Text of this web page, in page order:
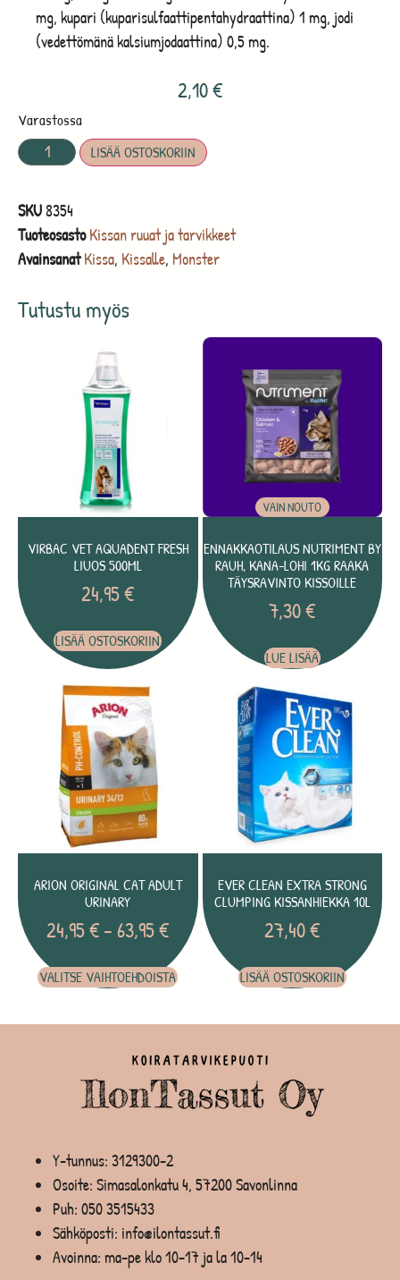
Tutustu myös
VIRBAC VET AQUADENT FRESH
LIUOS 500ML
24,95€
LISÄÄ OSTOSKORIIN
VAIN NOUTO
ENNAKKAOTILAUS NUTRIMENT BY
RAUH, KANA-LOHI 1KG RAAKA
TÄYSRAVINTO KISSOILLE
7,30€
LUE LISÄÄ
ARION ORIGINAL CAT ADULT
URINARY
24,95€– 63,95€
VALITSE VAIHTOEHDOISTA
EVER CLEAN EXTRA STRONG
CLUMPING KISSANHIEKKA 10L
27,40€
LISÄÄ OSTOSKORIIN
mg, kupari (kuparisulfaattipentahydraattina) 1 mg, jodi
(vedettömänä kalsiumjodaattina) 0,5 mg.
2,10€
Varastossa
LISÄÄ OSTOSKORIIN
SKU8354
Tuoteosasto Kissan ruuat ja tarvikkeet
Avainsanat Kissa, Kissalle, Monster
Y-tunnus: 3129300-2
Osoite: Simasalonkatu 4, 57200 Savonlinna
Puh: 050 3515433
Sähköposti: info@ilontassut.fi
Avoinna: ma-pe klo 10-17 ja la 10-14